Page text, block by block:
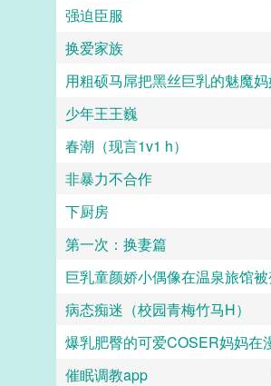
强迫臣服
换爱家族
少年王王巍
春潮（现言1v1 h）
非暴力不合作
下厨房
第一次：换妻篇
病态痴迷（校园青梅竹马H）
催眠调教app